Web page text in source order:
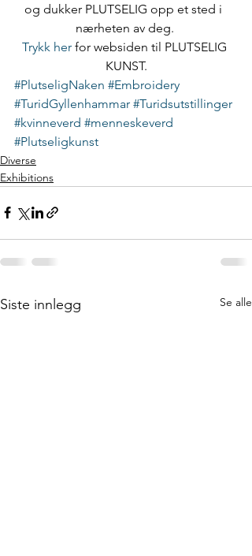
og dukker PLUTSELIG opp et sted i
nærheten av deg.
Trykk her for websiden til PLUTSELIG
KUNST.
#PlutseligNaken #Embroidery
#TuridGyllenhammar #Turidsutstillinger
#kvinneverd #menneskeverd
#Plutseligkunst
Diverse
Exhibitions
Siste innlegg Se alle